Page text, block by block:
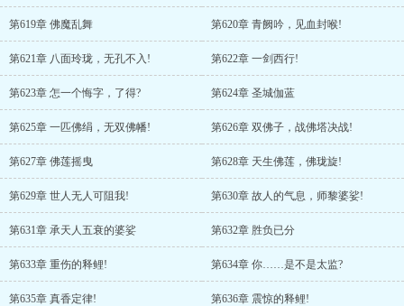
第619章 佛魔乱舞 第620章 青阙吟，见血封喉!
第621章 八面玲珑，无孔不入! 第622章 一剑西行!
第623章 怎一个悔字，了得? 第624章 圣城伽蓝
第625章 一匹佛绢，无双佛幡! 第626章 双佛子，战佛塔决战!
第627章 佛莲摇曳 第628章 天生佛莲，佛珑旋!
第629章 世人无人可阻我! 第630章 故人的气息，师黎婆娑!
第631章 承天人五衰的婆娑 第632章 胜负已分
第633章 重伤的释鲤! 第634章 你……是不是太监?
第635章 真香定律! 第636章 震惊的释鲤!